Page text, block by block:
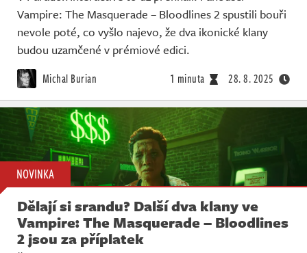
Vampire: The Masquerade – Bloodlines 2 spustili bouři
nevole poté, co vyšlo najevo, že dva ikonické klany
budou uzamčené v prémiové edici.
Michal Burian 1 minuta 28. 8. 2025
NOVINKA
Dělají si srandu? Další dva klany ve
Vampire: The Masquerade – Bloodlines
2 jsou za příplatek